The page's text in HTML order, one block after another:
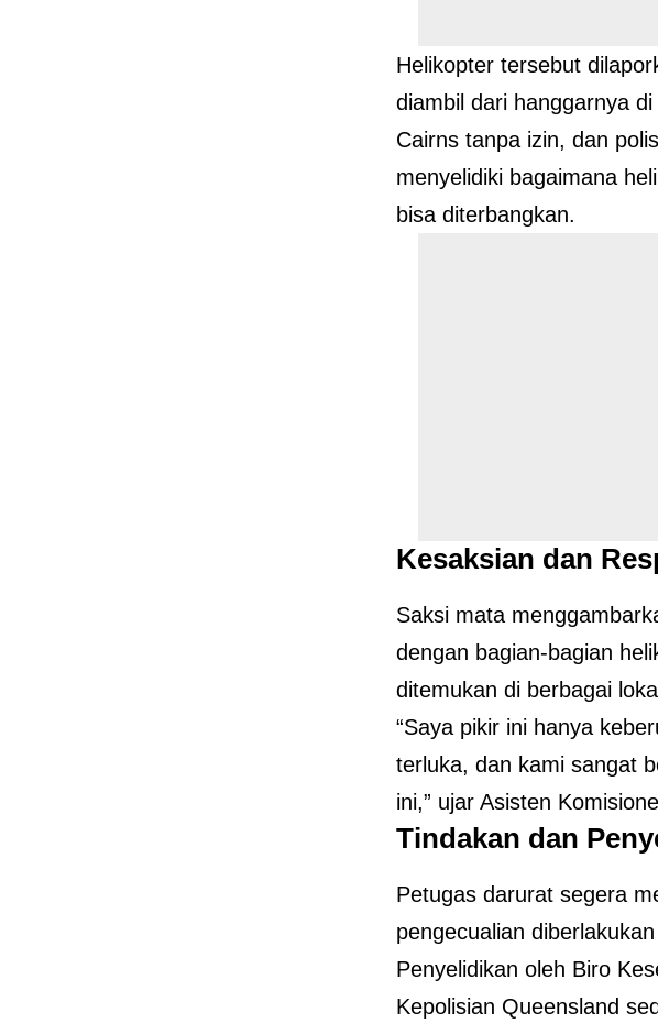
Helikopter tersebut
diambil dari hanggarnya
Cairns tanpa izin, dan
menyelidiki bagaimana
bisa diterbangkan.
Kesaksian dan
Saksi mata
dengan bagian-bagian
ditemukan di berbagai
“Saya pikir ini hanya
terluka, dan kami sangat
ini,” ujar Asisten
Tindakan dan
Petugas darurat segera
pengecualian
Penyelidikan oleh Biro
Kepolisian Queensland